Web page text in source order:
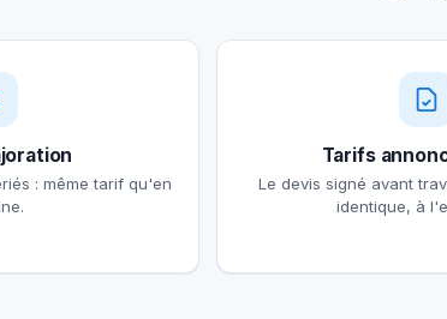
: même tarif qu'en
Tarifs
Le devis signé avant
identique, à